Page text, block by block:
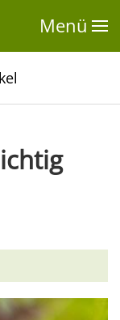
Menü